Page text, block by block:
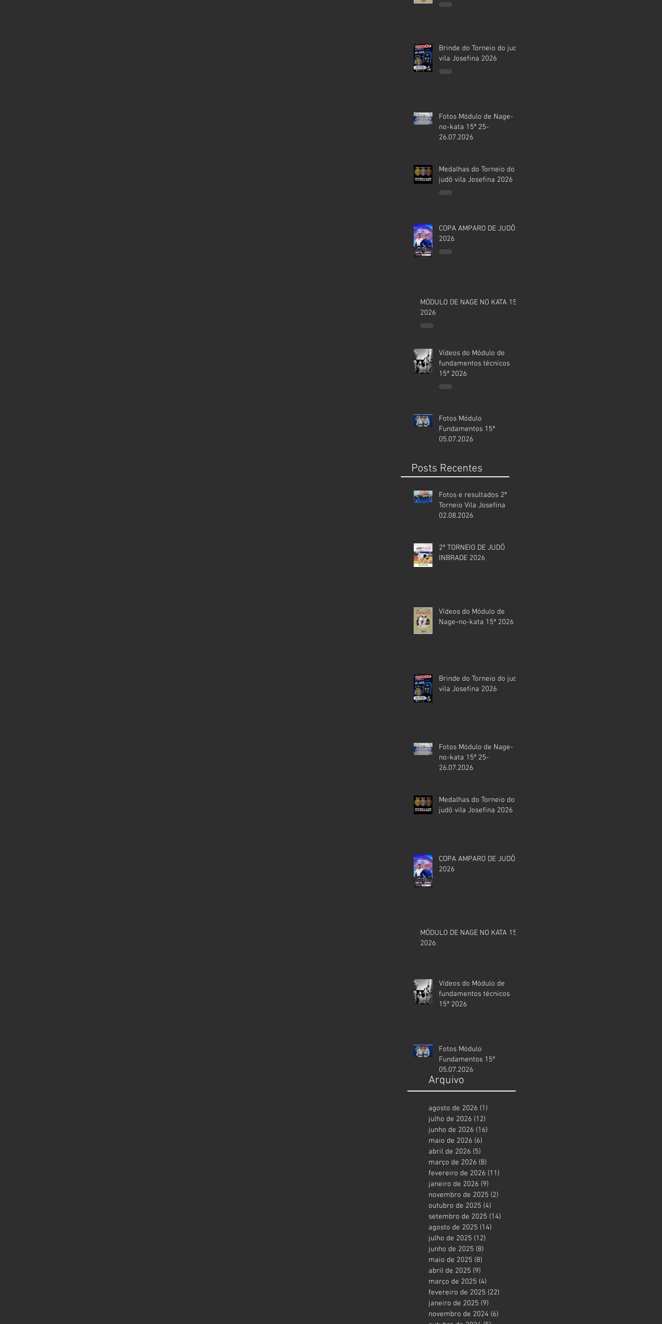
Brinde do Torneio do judô
vila Josefina 2026
Fotos Módulo de Nage-
no-kata 15ª 25-
26.07.2026
Medalhas do Torneio do
judô vila Josefina 2026
COPA AMPARO DE JUDÔ
2026
MÓDULO DE NAGE NO KATA 15ª
2026
Vídeos do Módulo de
fundamentos técnicos
15ª 2026
Fotos Módulo
Fundamentos 15ª
05.07.2026
Posts Recentes
Fotos e resultados 2º
Torneio Vila Josefina
02.08.2026
2º TORNEIO DE JUDÔ
INBRADE 2026
Vídeos do Módulo de
Nage-no-kata 15ª 2026
Brinde do Torneio do judô
vila Josefina 2026
Fotos Módulo de Nage-
no-kata 15ª 25-
26.07.2026
Medalhas do Torneio do
judô vila Josefina 2026
COPA AMPARO DE JUDÔ
2026
MÓDULO DE NAGE NO KATA 15ª
2026
Vídeos do Módulo de
fundamentos técnicos
15ª 2026
Fotos Módulo
Fundamentos 15ª
05.07.2026
Arquivo
agosto de 2026 (1)
julho de 2026 (12)
junho de 2026 (16)
maio de 2026 (6)
abril de 2026 (5)
março de 2026 (8)
fevereiro de 2026 (11)
janeiro de 2026 (9)
novembro de 2025 (2)
outubro de 2025 (4)
setembro de 2025 (14)
agosto de 2025 (14)
julho de 2025 (12)
junho de 2025 (8)
maio de 2025 (8)
abril de 2025 (9)
março de 2025 (4)
fevereiro de 2025 (22)
janeiro de 2025 (9)
novembro de 2024 (6)